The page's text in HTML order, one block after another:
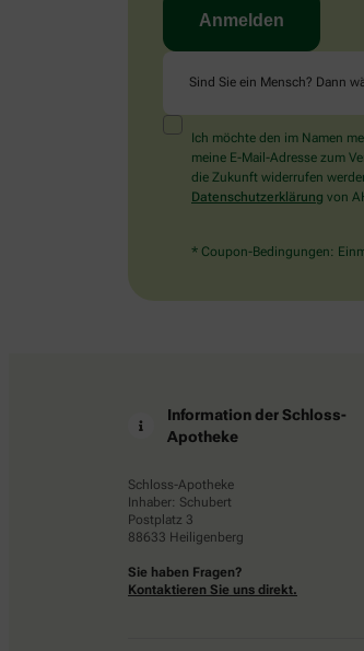
Sind Sie ein Mensch? Dann
Ich möchte den im Namen
meine E-Mail-Adresse zum
die Zukunft widerrufen
Datenschutzerklärung von
* Coupon-Bedingungen:
Information der Schloss-
Apotheke
Schloss-Apotheke
Inhaber: Schubert
Postplatz 3
88633 Heiligenberg
Sie haben Fragen?
Kontaktieren Sie uns direkt.